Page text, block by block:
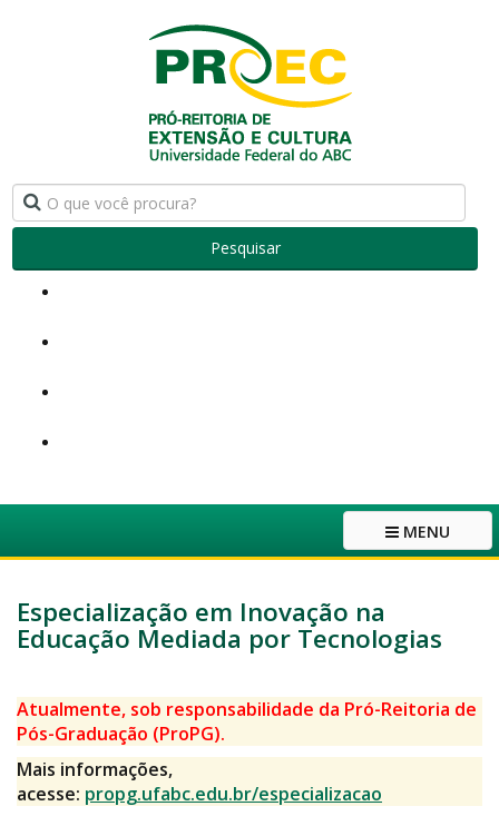
Pesquisar
MENU
Especialização em Inovação na
Educação Mediada por Tecnologias
Atualmente, sob responsabilidade da Pró-Reitoria de
Pós-Graduação (ProPG).
Mais informações,
acesse: propg.ufabc.edu.br/especializacao